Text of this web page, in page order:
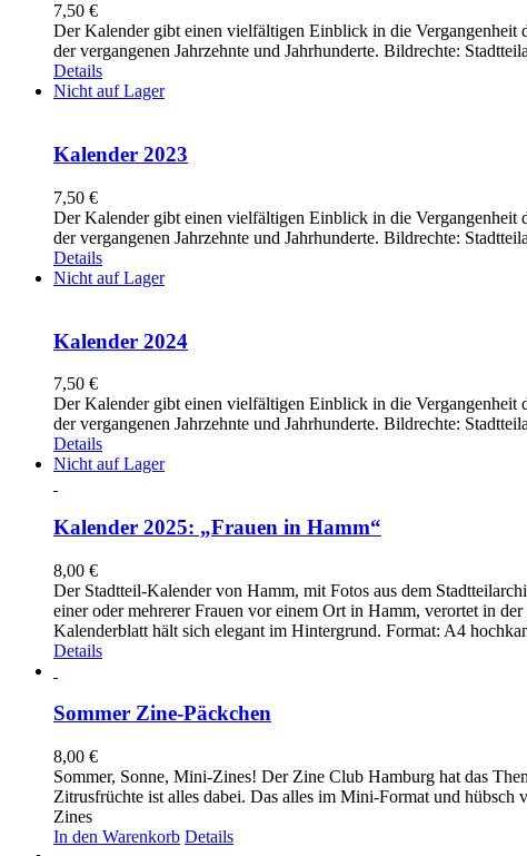
7,50 €
Der Kalender gibt einen vielfältigen Einblick in die Vergangenheit
der vergangenen Jahrzehnte und Jahrhunderte. Bildrechte:
Details
Nicht auf Lager
Kalender 2023
7,50 €
Der Kalender gibt einen vielfältigen Einblick in die Vergangenheit
der vergangenen Jahrzehnte und Jahrhunderte. Bildrechte:
Details
Nicht auf Lager
Kalender 2024
7,50 €
Der Kalender gibt einen vielfältigen Einblick in die Vergangenheit
der vergangenen Jahrzehnte und Jahrhunderte. Bildrechte:
Details
Nicht auf Lager
Kalender 2025: „Frauen in Hamm“
8,00 €
Der Stadtteil-Kalender von Hamm, mit Fotos aus dem
einer oder mehrerer Frauen vor einem Ort in Hamm, verortet in
Kalenderblatt hält sich elegant im Hintergrund. Format: A4
Details
Sommer Zine-Päckchen
8,00 €
Sommer, Sonne, Mini-Zines! Der Zine Club Hamburg hat das
Zitrusfrüchte ist alles dabei. Das alles im Mini-Format und
Zines
In den Warenkorb Details